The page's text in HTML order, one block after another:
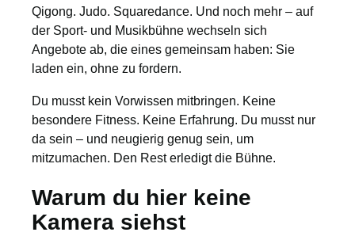
Qigong. Judo. Squaredance. Und noch mehr – auf
der Sport- und Musikbühne wechseln sich
Angebote ab, die eines gemeinsam haben: Sie
laden ein, ohne zu fordern.
Du musst kein Vorwissen mitbringen. Keine
besondere Fitness. Keine Erfahrung. Du musst nur
da sein – und neugierig genug sein, um
mitzumachen. Den Rest erledigt die Bühne.
Warum du hier keine
Kamera siehst